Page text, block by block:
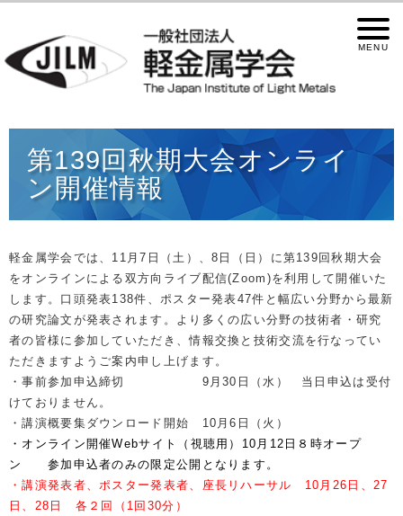
第139回秋期大会オンライ
ン開催情報
軽金属学会では、11月7日（土）、8日（日）に第139回秋期大会
をオンラインによる双方向ライブ配信(Zoom)を利用して開催いた
します。口頭発表138件、ポスター発表47件と幅広い分野から最新
の研究論⽂が発表されます。より多くの広い分野の技術者・研究
者の皆様に参加していただき、情報交換と技術交流を⾏なってい
ただきますようご案内申し上げます。
・事前参加申込締切 9月30日（水） 当日申込は受付
けておりません。
・講演概要集ダウンロード開始 10月6日（火）
・オンライン開催Webサイト（視聴用）10月12日８時オープ
ン 参加申込者のみの限定公開となります。
・講演発表者、ポスター発表者、座長リハーサル 10月26日、27
日、28日 各２回（1回30分）